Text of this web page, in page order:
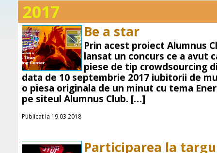
2017
Be a star
Prin acest proiect Alumnus
lansat un concurs ce a avut
piese de tip crowdsourcing
data de 10 septembrie 2017 iubitorii de
o piesa originala de un minut cu tema
pe siteul Alumnus Club. […]
Publicat la 19.03.2018
Participarea la